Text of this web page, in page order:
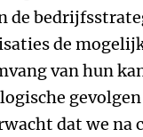
de
de
van hun
dat we na